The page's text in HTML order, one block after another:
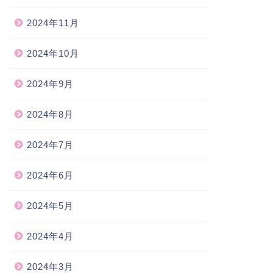
2024年11月
2024年10月
2024年9月
2024年8月
2024年7月
2024年6月
2024年5月
2024年4月
2024年3月